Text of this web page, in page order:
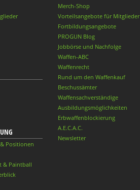
Positionen
& Paintball
Merch-Shop
Vorteilsangebote für Mitglieder
Fortbildungsangebote
PROGUN Blog
Jobbörse und Nachfolge
Waffen-ABC
Waffenrecht
Rund um den Waffenkauf
Beschussämter
Waffensachverständige
Ausbildungsmöglichkeiten
Erbwaffenblockierung
A.E.C.A.C.
Newsletter